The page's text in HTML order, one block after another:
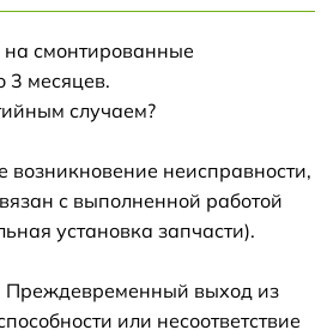
на смонтированные
месяцев.
случаем?
возникновение неисправности,
с выполненной работой
установка запчасти).
Преждевременный выход из
или несоответствие